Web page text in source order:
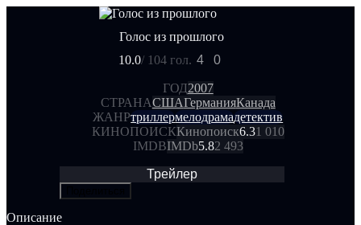
Голос из прошлого
10.0/ 104 гол. 4 0
ГОД2007
СТРАНАСШАГерманияКанада
ЖАНРтриллермелодрамадетектив
КИНОПОИСККинопоиск6.31 010
IMDBIMDb5.82 493
Трейлер
Описание